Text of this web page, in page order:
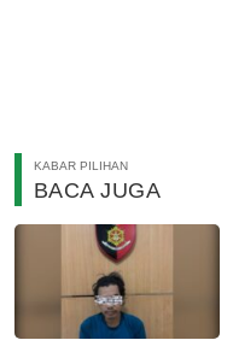
KABAR PILIHAN
BACA JUGA